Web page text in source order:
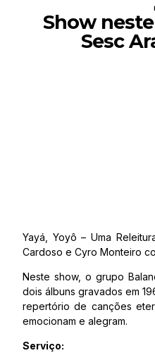
Show
Sesc
Yayá, Yoyô – Uma
Cardoso e Cyro Monteiro
Neste show, o grupo
dois álbuns gravados em
repertório de canções
emocionam e alegram.
Serviço: